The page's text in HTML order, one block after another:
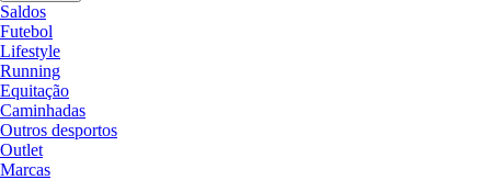
Saldos
Futebol
Lifestyle
Running
Equitação
Caminhadas
Outros desportos
Outlet
Marcas